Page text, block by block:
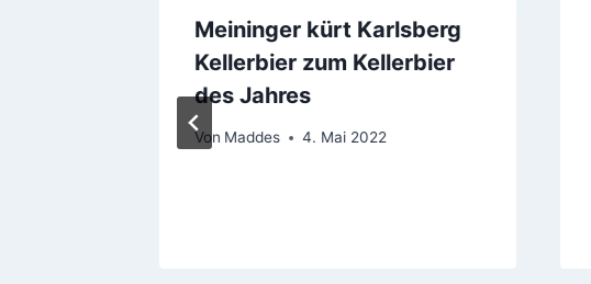
Meininger kürt Karlsberg
Kellerbier zum Kellerbier
des Jahres
Von Maddes 4. Mai 2022